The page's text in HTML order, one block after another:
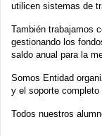
utilicen sistemas de
También trabajamos
gestionando los
saldo anual para la
Somos Entidad
y el soporte
Todos nuestros